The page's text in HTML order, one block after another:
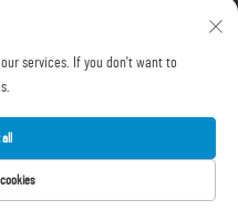
Outevo Machinery Co., Ltd -
services. If you don't want to